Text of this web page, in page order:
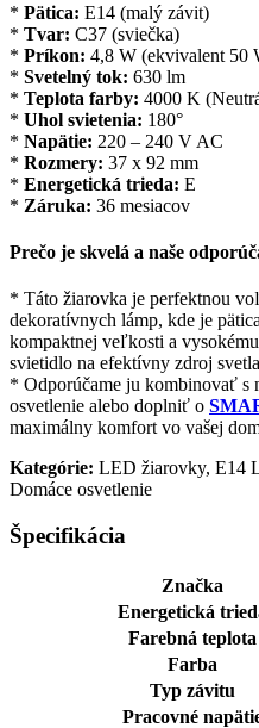
* Pätica: E14 (malý závit)
* Tvar: C37 (sviečka)
* Príkon: 4,8 W (ekvivalent 50
* Svetelný tok: 630 lm
* Teplota farby: 4000 K
* Uhol svietenia: 180°
* Napätie: 220 – 240 V AC
* Rozmery: 37 x 92 mm
* Energetická trieda: E
* Záruka: 36 mesiacov
Prečo je skvelá a naše
* Táto žiarovka je perfektnou
dekoratívnych lámp, kde je
kompaktnej veľkosti a
svietidlo na efektívny zdroj
* Odporúčame ju kombinovať s
osvetlenie alebo doplniť o
maximálny komfort vo vašej
Kategórie: LED žiarovky, E14
Domáce osvetlenie
Špecifikácia
Značka
Energetická
Farebná teplota
Farba
Typ závitu
Pracovné